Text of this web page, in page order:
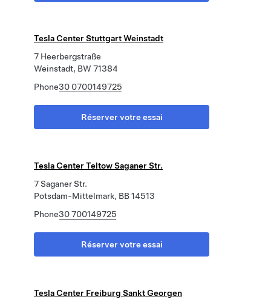
Tesla Center Stuttgart Weinstadt
7 Heerbergstraße
Weinstadt, BW 71384
Phone30 0700149725
Réserver votre essai
Tesla Center Teltow Saganer Str.
7 Saganer Str.
Potsdam-Mittelmark, BB 14513
Phone30 700149725
Réserver votre essai
Tesla Center Freiburg Sankt Georgen